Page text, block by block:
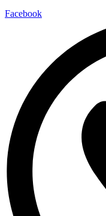
Facebook